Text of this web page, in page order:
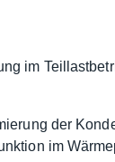
im
der
im